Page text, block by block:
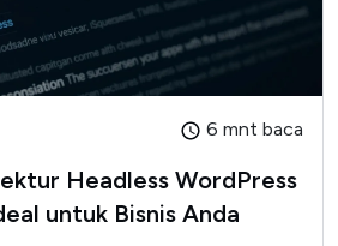
6 mnt baca
Headless WordPress
untuk Bisnis Anda